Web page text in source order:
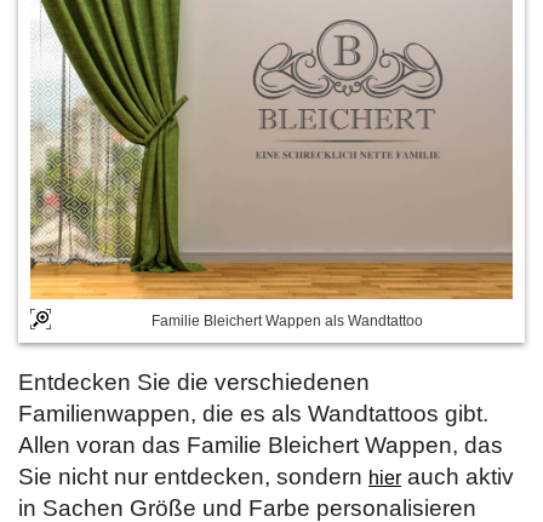
Familie Bleichert Wappen als Wandtattoo
Entdecken Sie die verschiedenen
Familienwappen, die es als Wandtattoos gibt.
Allen voran das Familie Bleichert Wappen, das
Sie nicht nur entdecken, sondern hier auch aktiv
in Sachen Größe und Farbe personalisieren